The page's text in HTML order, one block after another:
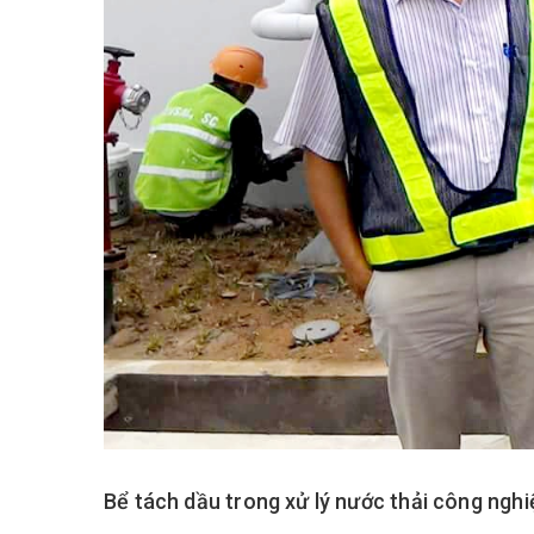
Bể tách dầu trong xử lý nước thải công